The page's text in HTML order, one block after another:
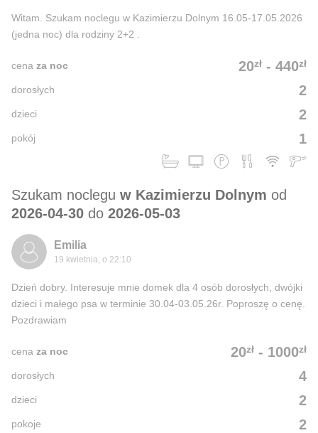
Witam. Szukam noclegu w Kazimierzu Dolnym 16.05-17.05.2026
(jedna noc) dla rodziny 2+2 .
20zł - 440zł
cena za noc
2
dorosłych
2
dzieci
1
pokój
Szukam noclegu w Kazimierzu Dolnym od
2026-04-30 do 2026-05-03
Emilia
19 kwietnia, o 22:10
Dzień dobry. Interesuje mnie domek dla 4 osób dorosłych, dwójki
dzieci i małego psa w terminie 30.04-03.05.26r. Poproszę o cenę.
Pozdrawiam
20zł - 1000zł
cena za noc
4
dorosłych
2
dzieci
2
pokoje